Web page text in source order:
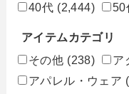
40代 (2,444) 50
アイテムカテゴリ
その他 (238) ア
アパレル・ウェア